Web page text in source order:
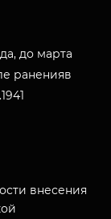
до марта
раненияв
внесения